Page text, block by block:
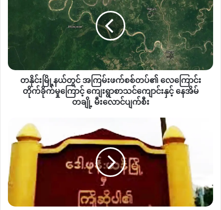
ချီဖွေဒေသသည် အာဏာသိမ်းစစ်တပ်နှင့် ၎င်း၏လက်အောက်ခံ ဦး
ဇခုန်တိန့်ယိန်းဦးဆောင်သော ပြည်သူ့စစ်အဖွဲ့တို့ အားကောင်း
သောကြောင့် KIA နှင့် ဆက်သွယ်သည်ဟု ယူဆရသောသူများကို
ဖမ်းဆီးမှုများရှိနေသလို၊ စစ်ရှောင်များကိုလည်း ပြည်သူ့စစ်မလုပ်မ
နေရ ဖိအားပေးမှုများရှိနေသည်။
စစ်အာဏာသိမ်းပြီးနောက် ပြည်နယ်အနှံ တိုက်ပွဲဖြစ်ပွားနေပြီဖြစ်
သော်လည်း ကချင်လွတ်လပ်ရေးတပ်မတော် KIA တပ်မဟာ ၇
မရှိသေးကြောင်း သိရသည်။
Copy URL
အကြမ်းဖက်
လေကြောင်း
တိုက်ခိုက်
မှု
ကြောင့်
ကျေးရွာ
စာသင်ကျောင်း
တချို့
မီးလောင်
ပျက်စီး
တနိုင်းမြို့နယ်တွင် အကြမ်းဖက်စစ်တပ်၏ လေကြောင်း
တိုက်ခိုက်မှုကြောင့် ကျေးရွာစာသင်ကျောင်းနှင့် နေအိမ်
တချို့ မီးလောင်ပျက်စီး
ဖုန်း
ယန်
မြို့
အနီး
တွင်
အကြမ်းဖက်
ကို